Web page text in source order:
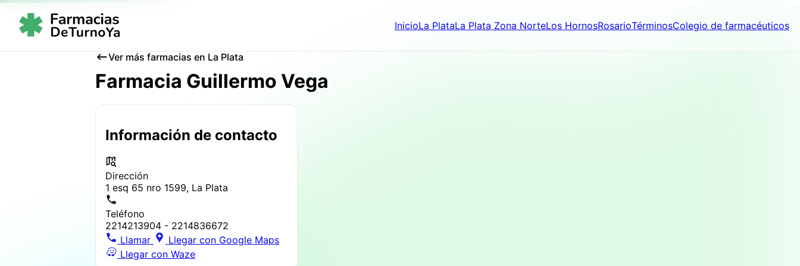
InicioLa PlataLa Plata Zona NorteLos HornosRosarioTérminosColegio de farmacéuticos
Ver más farmacias en La Plata
Farmacia Guillermo Vega
Información de contacto
Dirección
1 esq 65 nro 1599, La Plata
Teléfono
2214213904 - 2214836672
Llamar
Llegar con Google Maps
Llegar con Waze